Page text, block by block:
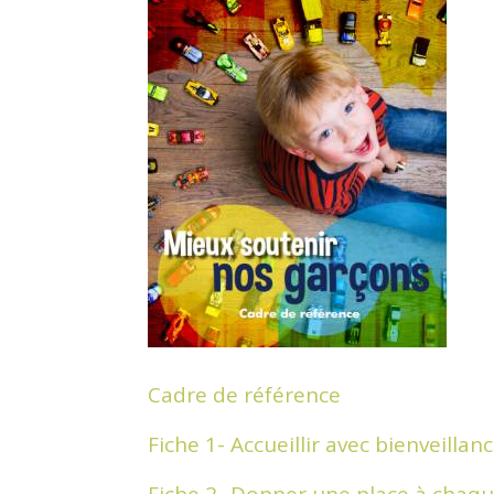
Cadre de référence
Fiche 1- Accueillir avec